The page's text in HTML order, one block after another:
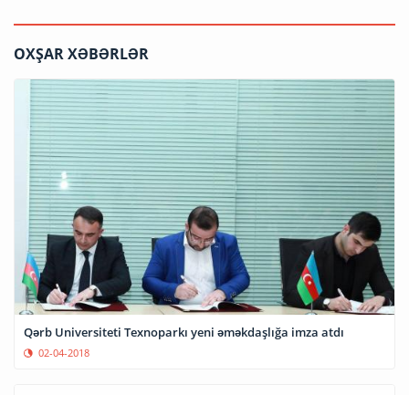
OXŞAR XƏBƏRLƏR
Qərb Universiteti Texnoparkı yeni əməkdaşlığa imza atdı
02-04-2018